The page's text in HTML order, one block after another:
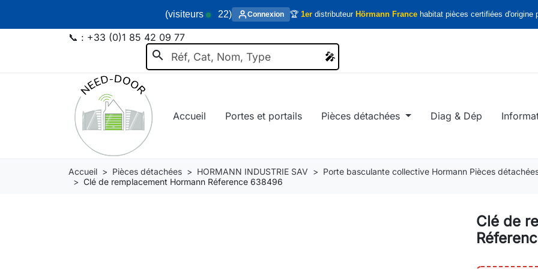
(visiteurs 22) Connexion 🏆 1er distributeur Hörmann France habitat pièces certifiées d'origine
search 🎤
🎤
📞 : +33 (0)1 85 42 09 77
Accueil Portes et portails Pièces détachées Diag & Dép
Accueil Pièces détachées HORMANN INDUSTRIE SAV
Porte basculante collective Hormann Pièces
Clé de remplacement Hormann Réference 638496
Clé de